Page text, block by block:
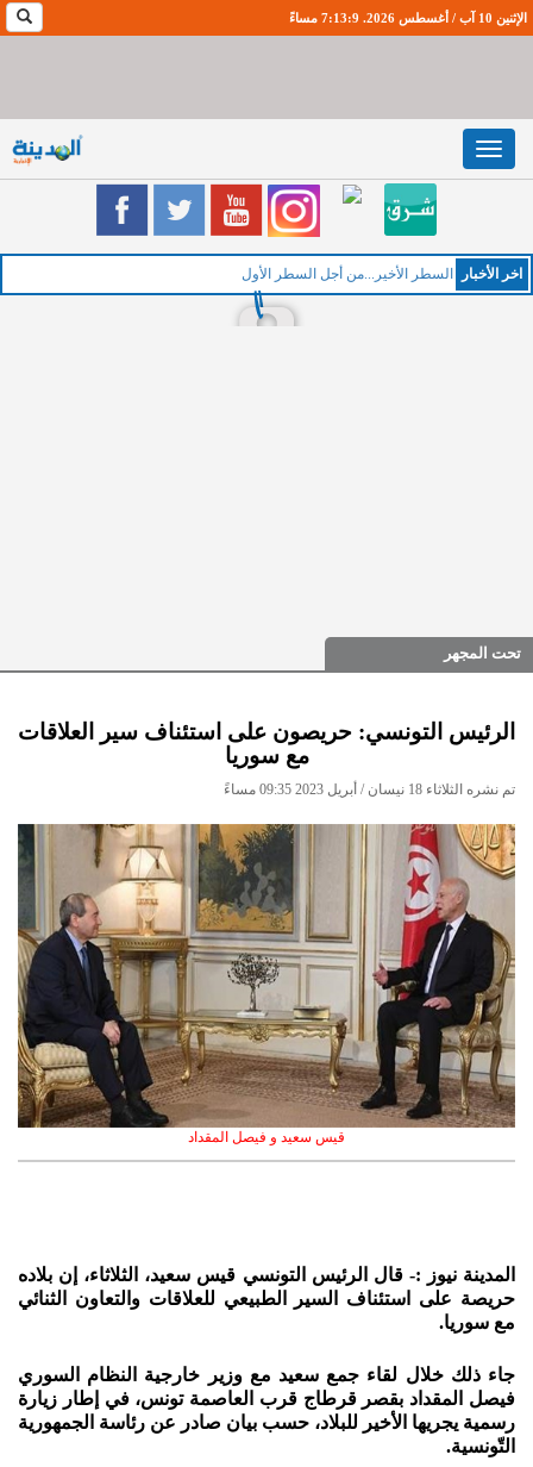
الإثنين 10 آب / أغسطس 2026. 7:13:10 مساءً
Toggle
navigation
اخر اﻷخبار
تحت المجهر
الرئيس التونسي: حريصون على استئناف سير العلاقات
مع سوريا
تم نشره الثلاثاء 18 نيسان / أبريل 2023 09:35 مساءً
قيس سعيد و فيصل المقداد
المدينة نيوز :- قال الرئيس التونسي قيس سعيد، الثلاثاء، إن بلاده
حريصة على استئناف السير الطبيعي للعلاقات والتعاون الثنائي
مع سوريا.
جاء ذلك خلال لقاء جمع سعيد مع وزير خارجية النظام السوري
فيصل المقداد بقصر قرطاج قرب العاصمة تونس، في إطار زيارة
رسمية يجريها الأخير للبلاد، حسب بيان صادر عن رئاسة الجمهورية
التّونسية.